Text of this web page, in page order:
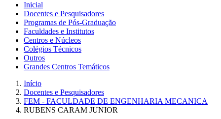
Inicial
Docentes e Pesquisadores
Programas de Pós-Graduação
Faculdades e Institutos
Centros e Núcleos
Colégios Técnicos
Outros
Grandes Centros Temáticos
Início
Docentes e Pesquisadores
FEM - FACULDADE DE ENGENHARIA MECANICA
RUBENS CARAM JUNIOR